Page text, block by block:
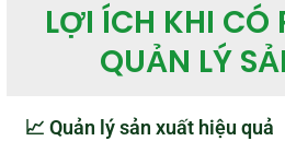
LỢI ÍCH KHI CÓ
QUẢN LÝ
📈 Quản lý sản xuất hiệu quả